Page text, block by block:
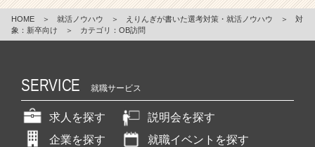
HOME ＞ 就活ノウハウ ＞ えりんぎが書いた選考対策・就活ノウハウ ＞
対
象：新卒向け
＞ カテゴリ：OB訪問
SERVICE 就職サービス
求人を探す
説明会を探す
企業を探す
就職イベントを探す